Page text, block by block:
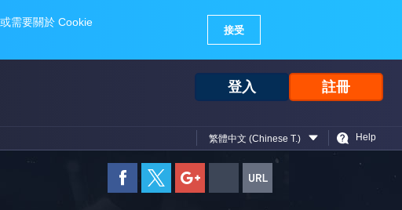
登入 註冊
繁體中文 (Chinese T.) Help